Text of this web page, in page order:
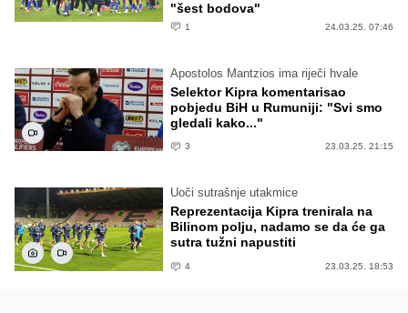
"šest bodova"
1 24.03.25. 07:46
Apostolos Mantzios ima riječi hvale
Selektor Kipra komentarisao
pobjedu BiH u Rumuniji: "Svi smo
gledali kako..."
3 23.03.25. 21:15
Uoči sutrašnje utakmice
Reprezentacija Kipra trenirala na
Bilinom polju, nadamo se da će ga
sutra tužni napustiti
4 23.03.25. 18:53